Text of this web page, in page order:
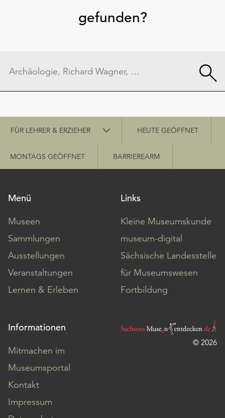
gefunden?
Schnellzugriff
FÜR LEHRER & ERZIEHER HEUTE GEÖFFNET
MONTAGS GEÖFFNET BARRIEREARM
Menü
Museen
Sammlungen
Ausstellungen
Veranstaltungen
Lernen & Erleben
Links
Kleine Museumskunde
museum-digital
Sächsische Landesstelle
für Museumswesen
Fortbildung
Informationen
Mitmachen im
Museumsportal
Kontakt
Impressum
© 2026